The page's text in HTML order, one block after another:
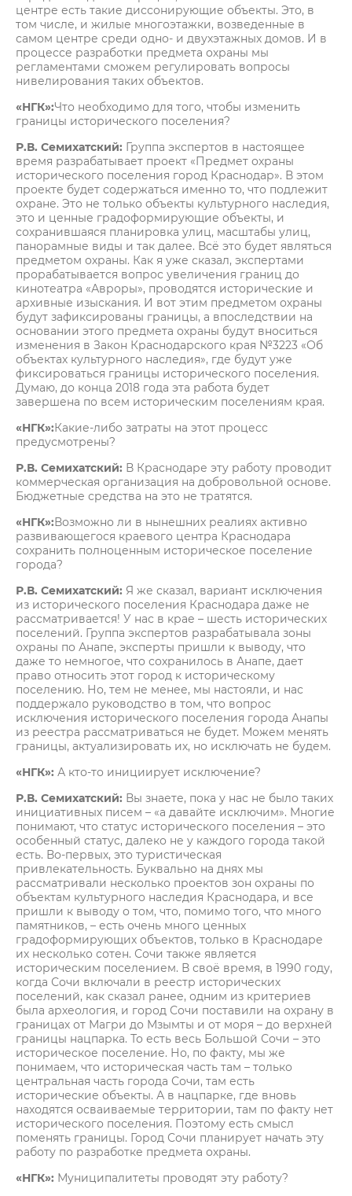
центре есть такие диссонирующие объекты. Это, в
том числе, и жилые многоэтажки, возведенные в
самом центре среди одно- и двухэтажных домов. И в
процессе разработки предмета охраны мы
регламентами сможем регулировать вопросы
нивелирования таких объектов.
«НГК»:Что необходимо для того, чтобы изменить
границы исторического поселения?
Р.В. Семихатский: Группа экспертов в настоящее
время разрабатывает проект «Предмет охраны
исторического поселения город Краснодар». В этом
проекте будет содержаться именно то, что подлежит
охране. Это не только объекты культурного наследия,
это и ценные градоформирующие объекты, и
сохранившаяся планировка улиц, масштабы улиц,
панорамные виды и так далее. Всё это будет являться
предметом охраны. Как я уже сказал, экспертами
прорабатывается вопрос увеличения границ до
кинотеатра «Авроры», проводятся исторические и
архивные изыскания. И вот этим предметом охраны
будут зафиксированы границы, а впоследствии на
основании этого предмета охраны будут вноситься
изменения в Закон Краснодарского края №3223 «Об
объектах культурного наследия», где будут уже
фиксироваться границы исторического поселения.
Думаю, до конца 2018 года эта работа будет
завершена по всем историческим поселениям края.
«НГК»:Какие-либо затраты на этот процесс
предусмотрены?
Р.В. Семихатский: В Краснодаре эту работу проводит
коммерческая организация на добровольной основе.
Бюджетные средства на это не тратятся.
«НГК»:Возможно ли в нынешних реалиях активно
развивающегося краевого центра Краснодара
сохранить полноценным историческое поселение
города?
Р.В. Семихатский: Я же сказал, вариант исключения
из исторического поселения Краснодара даже не
рассматривается! У нас в крае – шесть исторических
поселений. Группа экспертов разрабатывала зоны
охраны по Анапе, эксперты пришли к выводу, что
даже то немногое, что сохранилось в Анапе, дает
право относить этот город к историческому
поселению. Но, тем не менее, мы настояли, и нас
поддержало руководство в том, что вопрос
исключения исторического поселения города Анапы
из реестра рассматриваться не будет. Можем менять
границы, актуализировать их, но исключать не будем.
«НГК»: А кто-то инициирует исключение?
Р.В. Семихатский: Вы знаете, пока у нас не было таких
инициативных писем – «а давайте исключим». Многие
понимают, что статус исторического поселения – это
особенный статус, далеко не у каждого города такой
есть. Во-первых, это туристическая
привлекательность. Буквально на днях мы
рассматривали несколько проектов зон охраны по
объектам культурного наследия Краснодара, и все
пришли к выводу о том, что, помимо того, что много
памятников, – есть очень много ценных
градоформирующих объектов, только в Краснодаре
их несколько сотен. Сочи также является
историческим поселением. В своё время, в 1990 году,
когда Сочи включали в реестр исторических
поселений, как сказал ранее, одним из критериев
была археология, и город Сочи поставили на охрану в
границах от Магри до Мзымты и от моря – до верхней
границы нацпарка. То есть весь Большой Сочи – это
историческое поселение. Но, по факту, мы же
понимаем, что историческая часть там – только
центральная часть города Сочи, там есть
исторические объекты. А в нацпарке, где вновь
находятся осваиваемые территории, там по факту нет
исторического поселения. Поэтому есть смысл
поменять границы. Город Сочи планирует начать эту
работу по разработке предмета охраны.
«НГК»: Муниципалитеты проводят эту работу?